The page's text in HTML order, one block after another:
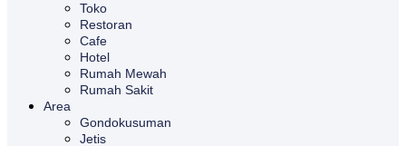
Toko
Restoran
Cafe
Hotel
Rumah Mewah
Rumah Sakit
Area
Gondokusuman
Jetis